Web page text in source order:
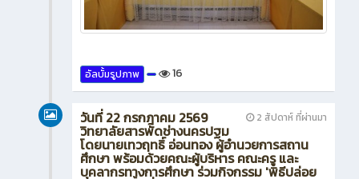
อัลบั้มรูปภาพ 16
2 สัปดาห์ ที่ผ่านมา
วันที่ 22 กรกฎาคม 2569
วิทยาลัยสารพัดช่างนครปฐม
โดยนายเทวฤทธิ์ อ่อนทอง ผู้อำนวยการสถาน
ศึกษา พร้อมด้วยคณะผู้บริหาร คณะครู และ
บุคลากรทางการศึกษา ร่วมกิจกรรม 'พิธีปล่อย